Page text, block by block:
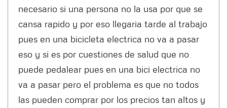
necesario si una persona no la usa por que se
cansa rapido y por eso llegaria tarde al trabajo
pues en una bicicleta electrica no va a pasar
eso y si es por cuestiones de salud que no
puede pedalear pues en una bici electrica no
va a pasar pero el problema es que no todos
las pueden comprar por los precios tan altos y